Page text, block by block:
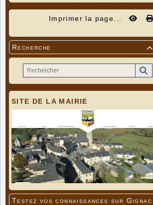
Imprimer la page...

Recherche
SITE DE LA MAIRIE
Testez vos connaissances sur Gignac